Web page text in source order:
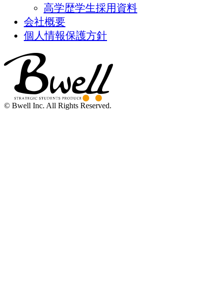
高学歴学生採用資料
会社概要
個人情報保護方針
© Bwell Inc. All Rights Reserved.